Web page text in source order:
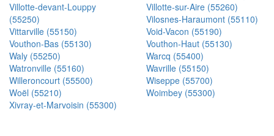
Villotte-devant-Louppy
(55250)
Villotte-sur-Aire (55260)
Vilosnes-Haraumont (55110)
Vittarville (55150)
Void-Vacon (55190)
Vouthon-Bas (55130)
Vouthon-Haut (55130)
Waly (55250)
Warcq (55400)
Watronville (55160)
Wavrille (55150)
Willeroncourt (55500)
Wiseppe (55700)
Woël (55210)
Woimbey (55300)
Xivray-et-Marvoisin (55300)